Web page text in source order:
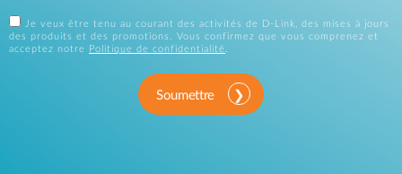
Je veux être tenu au courant des activités de D-Link, des mises à jours
des produits et des promotions. Vous confirmez que vous comprenez et
acceptez notre
Politique de confidentialité.
Soumettre